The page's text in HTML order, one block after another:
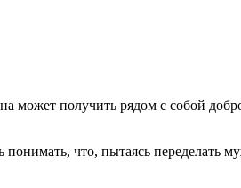
может получить рядом с собой
что, пытаясь переделать